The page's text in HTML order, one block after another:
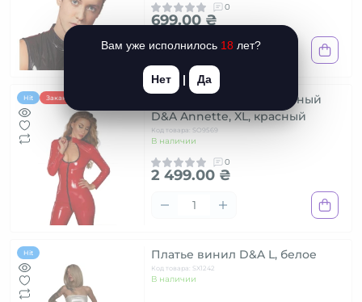
0
699.00 ₴
Hit Заканчивается
Комбинезон лакированный
D&A Annette, XL, красный
Код товара: SO9569
В наличии
0
2 499.00 ₴
Hit Платье винил D&A L, белое
Код товара: SX1242
В наличии
Вам уже исполнилось 18 лет?
Нет | Да